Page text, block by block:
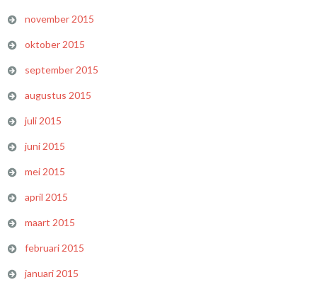
november 2015
oktober 2015
september 2015
augustus 2015
juli 2015
juni 2015
mei 2015
april 2015
maart 2015
februari 2015
januari 2015